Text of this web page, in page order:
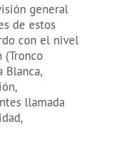
general
de estos
con el nivel
(Tronco
Blanca,
llamada